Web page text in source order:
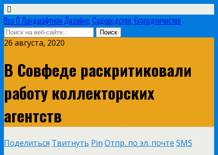
Все О Ландшафтном Дизайне, Садоводстве, Огородничистве
26 августа, 2020
В Совфеде раскритиковали
работу коллекторских
агентств
Поделиться Твитнуть Pin Отпр. по эл. почте SMS